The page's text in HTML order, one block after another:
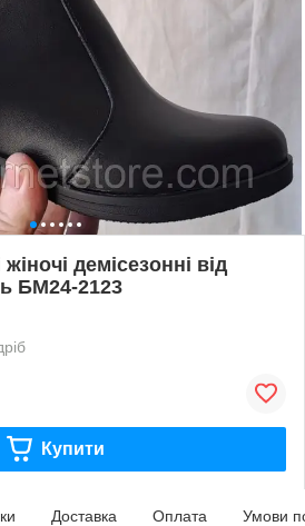
демісезонні від
БМ24-2123
Купити
Доставка Оплата Умови